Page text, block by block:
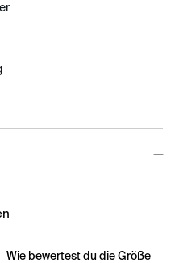
Wie bewertest du die Größe